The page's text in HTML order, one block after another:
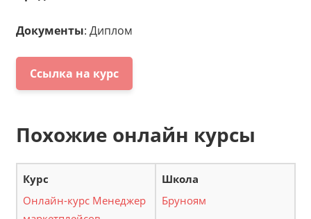
Документы: Диплом
Ссылка на курс
Похожие онлайн курсы
Онлайн-курс Менеджер
Бруноям